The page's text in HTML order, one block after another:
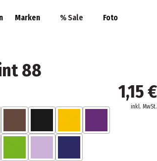
Marken % Sale Foto
88
1,15 €
inkl. MwSt.